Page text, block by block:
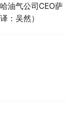
油气公司CEO萨
：吴然）